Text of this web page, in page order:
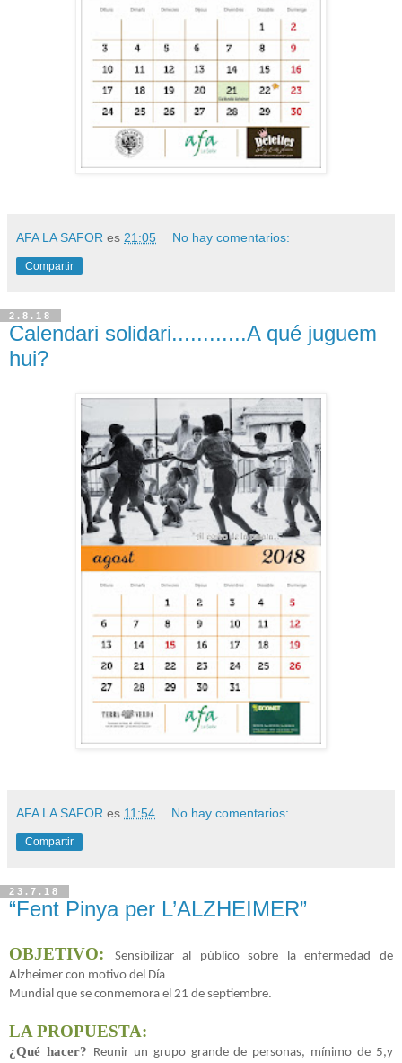
AFA LA SAFOR es 21:05 No hay comentarios:
Compartir
2.8.18
Calendari solidari............A qué juguem
hui?
AFA LA SAFOR es 11:54 No hay comentarios:
Compartir
23.7.18
“Fent Pinya per L’ALZHEIMER”
OBJETIVO:
Sensibilizar al público sobre la enfermedad de
Alzheimer con motivo del Día
Mundial que se conmemora el 21 de septiembre.
LA PROPUESTA:
¿Qué hacer?
Reunir un grupo grande de personas, mínimo de 5,y